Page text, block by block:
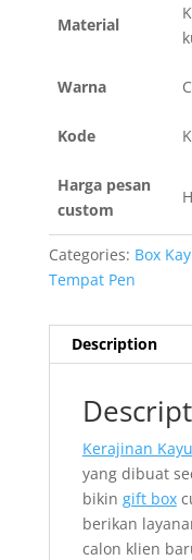
Material
Warna
Kode
Harga pesan
custom
Categories: Box
Tempat Pen
Description
Kerajinan Kayu
yang dibuat
bikin gift box
berikan
calon klien